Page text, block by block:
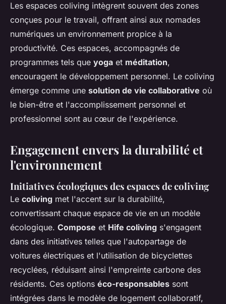
Les espaces coliving intègrent souvent des zones
conçues pour le travail, offrant ainsi aux nomades
numériques un environnement propice à la
productivité. Ces espaces, accompagnés de
programmes tels que yoga et méditation,
encouragent le développement personnel. Le coliving
émerge comme une solution de vie collaborative où
le bien-être et l'accomplissement personnel et
professionnel sont au cœur de l'expérience.
Engagement envers la durabilité et
l'environnement
Initiatives écologiques des espaces de coliving
Le coliving met l'accent sur la durabilité,
convertissant chaque espace de vie en un modèle
écologique. Compose et Hife coliving s'engagent
dans des initiatives telles que l'autopartage de
voitures électriques et l'utilisation de bicyclettes
recyclées, réduisant ainsi l'empreinte carbone des
résidents. Ces options éco-responsables sont
intégrées dans le modèle de logement collaboratif,